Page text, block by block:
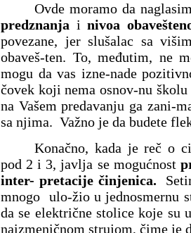
Ovde moramo da
predznanja inivoa
povezane, jer slušalac sa
obaveš-ten. To, međutim, ne
mogu da vas izne-nade
čovek koji nema osnov-nu
na Vašem predavanju ga zani-
sa njima. Važno je da budete
Konačno, kada je reč o
pod 2 i 3, javlja se mogućnost
inter- pretacije činjenica.
mnogo ulo-žio u jednosmernu
da se električne stolice koje su
naizmeničnom strujom, čime je